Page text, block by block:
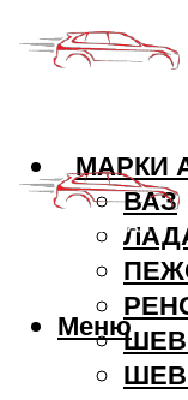
МАРКИ
ВАЗ
Меню